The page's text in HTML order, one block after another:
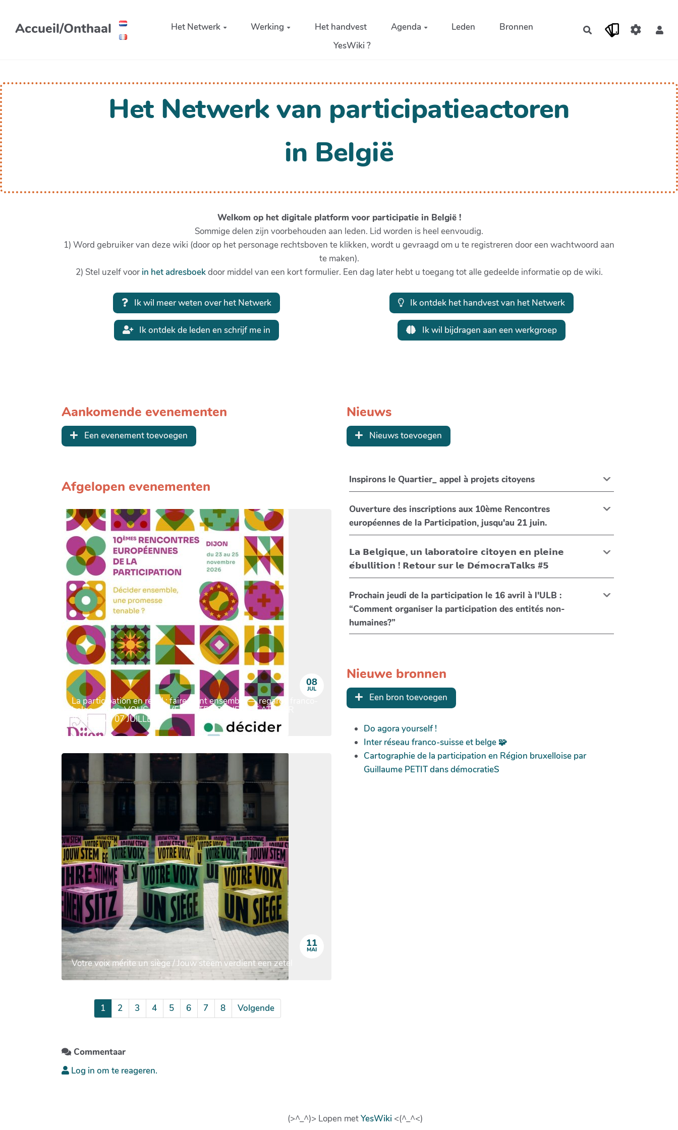
Accueil/Onthaal Het Netwerk Werking Het handvest Agenda Leden
Bronnen
YesWiki ?
Opzoeken
Het Netwerk van participatieactoren
in België
Welkom op het digitale platform voor participatie in België !
Sommige delen zijn voorbehouden aan leden. Lid worden is heel eenvoudig.
1) Word gebruiker van deze wiki (door op het personage rechtsboven te klikken, wordt u gevraagd om u te registreren door een wachtwoord aan
te maken).
2) Stel uzelf voor in het adresboekdoor middel van een kort formulier. Een dag later hebt u toegang tot alle gedeelde informatie op de wiki.
Ik wil meer weten over het Netwerk Ik ontdek het handvest van het Netwerk
Ik ontdek de leden en schrijf me in Ik wil bijdragen aan een werkgroep
Aankomende evenementen
Een evenement toevoegen
Afgelopen evenementen
08
JUL
La participation en recul : faire front ensemble — regards franco-
belgo-suisse. VOUS POUVEZ VOTER POUR CET ATELIER
JUSQU'AU 07 JUILLET
11
MAI
Votre voix mérite un siège / Jouw steem verdient een zetel
1 2 3 4 5 6 7 8 Volgende
Nieuws
Nieuws toevoegen
Inspirons le Quartier_ appel à projets citoyens
Ouverture des inscriptions aux 10ème Rencontres
européennes de la Participation, jusqu'au 21 juin.
𝗟𝗮 𝗕𝗲𝗹𝗴𝗶𝗾𝘂𝗲, 𝘂𝗻 𝗹𝗮𝗯𝗼𝗿𝗮𝘁𝗼𝗶𝗿𝗲 𝗰𝗶𝘁𝗼𝘆𝗲𝗻 𝗲𝗻 𝗽𝗹𝗲𝗶𝗻𝗲
𝗲́𝗯𝘂𝗹𝗹𝗶𝘁𝗶𝗼𝗻 ! 𝗥𝗲𝘁𝗼𝘂𝗿 𝘀𝘂𝗿 𝗹𝗲 𝗗𝗲́𝗺𝗼𝗰𝗿𝗮𝗧𝗮𝗹𝗸𝘀 #𝟱
Prochain jeudi de la participation le 16 avril à l'ULB :
“Comment organiser la participation des entités non-
humaines?”
Nieuwe bronnen
Een bron toevoegen
Do agora yourself !
Inter réseau franco-suisse et belge 🧩
Cartographie de la participation en Région bruxelloise par
Guillaume PETIT dans démocratieS
Commentaar
Log in om te reageren.
(>^_^)> Lopen metYesWiki <(^_^<)